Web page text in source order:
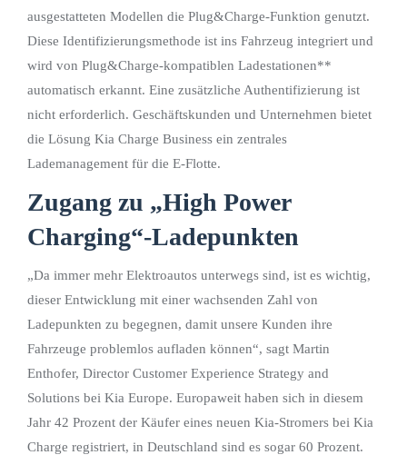
ausgestatteten Modellen die Plug&Charge-Funktion genutzt.
Diese Identifizierungsmethode ist ins Fahrzeug integriert und
wird von Plug&Charge-kompatiblen Ladestationen**
automatisch erkannt. Eine zusätzliche Authentifizierung ist
nicht erforderlich. Geschäftskunden und Unternehmen bietet
die Lösung Kia Charge Business ein zentrales
Lademanagement für die E-Flotte.
Zugang zu „High Power
Charging“-Ladepunkten
„Da immer mehr Elektroautos unterwegs sind, ist es wichtig,
dieser Entwicklung mit einer wachsenden Zahl von
Ladepunkten zu begegnen, damit unsere Kunden ihre
Fahrzeuge problemlos aufladen können“, sagt Martin
Enthofer, Director Customer Experience Strategy and
Solutions bei Kia Europe. Europaweit haben sich in diesem
Jahr 42 Prozent der Käufer eines neuen Kia-Stromers bei Kia
Charge registriert, in Deutschland sind es sogar 60 Prozent.